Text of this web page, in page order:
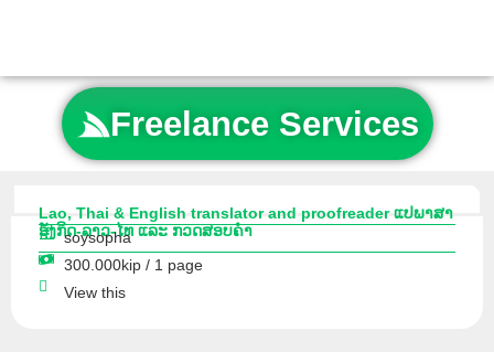
Freelance Services
Lao, Thai & English translator and proofreader ແປພາສາ
ອັງກິດ-ລາວ-ໄທ ແລະ ກວດສອບຄຳ
soysopha
300.000kip / 1 page
View this